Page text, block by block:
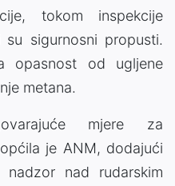
tokom inspekcije
sigurnosni propusti.
opasnost od ugljene
metana.
mjere za
je ANM, dodajući
nad rudarskim